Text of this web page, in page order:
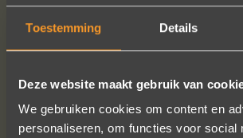
Toestemming Details
Deze website maakt gebruik van
We gebruiken cookies om content en
personaliseren, om functies voor social
VOLG ONS OP SOCIALE